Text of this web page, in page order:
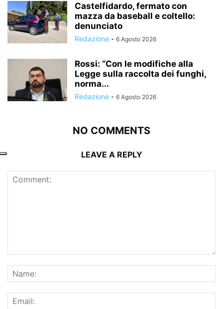
Castelfidardo, fermato con
mazza da baseball e coltello:
denunciato
Redazione - 6 Agosto 2026
Rossi: “Con le modifiche alla
Legge sulla raccolta dei funghi,
norma...
Redazione - 6 Agosto 2026
NO COMMENTS
LEAVE A REPLY